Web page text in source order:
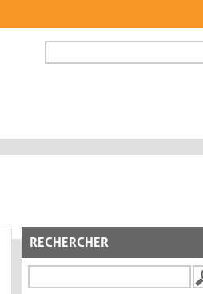
FORMULAIRE DE
RECHERCHER